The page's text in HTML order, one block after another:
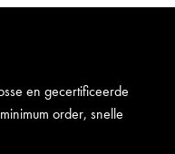
en gecertificeerde
order, snelle